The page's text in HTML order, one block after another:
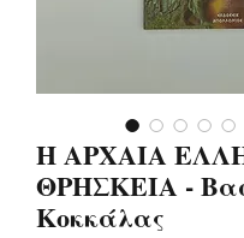
Η ΑΡΧΑΙΑ
ΘΡΗΣΚΕΙΑ -
Κοκκάλας